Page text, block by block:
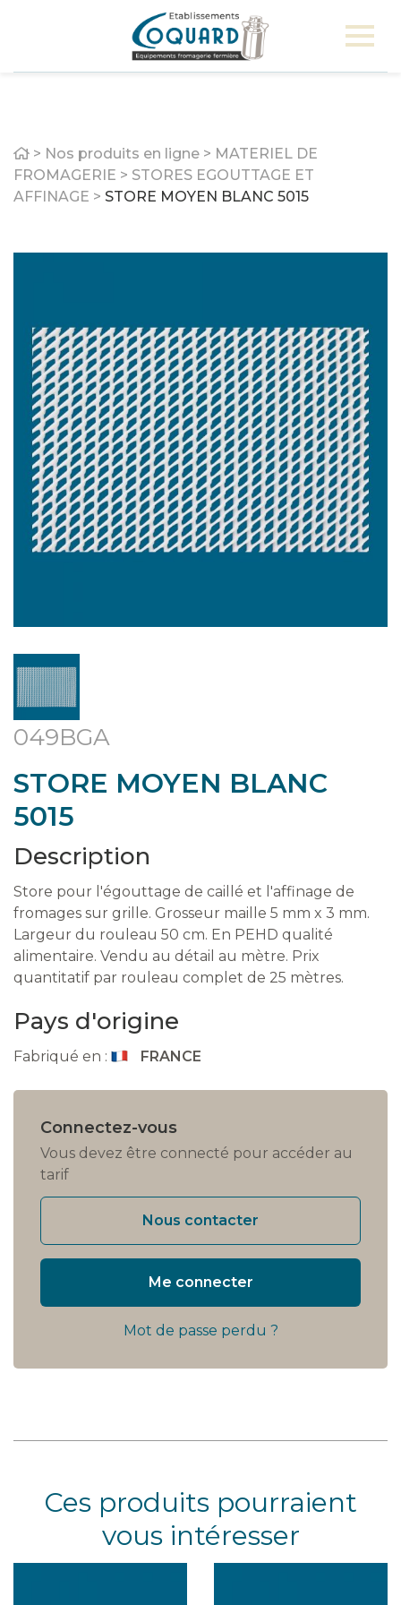
Home
> Nos produits en ligne > MATERIEL DE
FROMAGERIE > STORES EGOUTTAGE ET
AFFINAGE > STORE MOYEN BLANC 5015
049BGA
STORE MOYEN BLANC
5015
Description
Store pour l'égouttage de caillé et l'affinage de
fromages sur grille. Grosseur maille 5 mm x 3 mm.
Largeur du rouleau 50 cm. En PEHD qualité
alimentaire. Vendu au détail au mètre. Prix
quantitatif par rouleau complet de 25 mètres.
Pays d'origine
Fabriqué en : FRANCE
Connectez-vous
Vous devez être connecté pour accéder au
tarif
Nous contacter
Me connecter
Mot de passe perdu ?
Ces produits pourraient
vous intéresser